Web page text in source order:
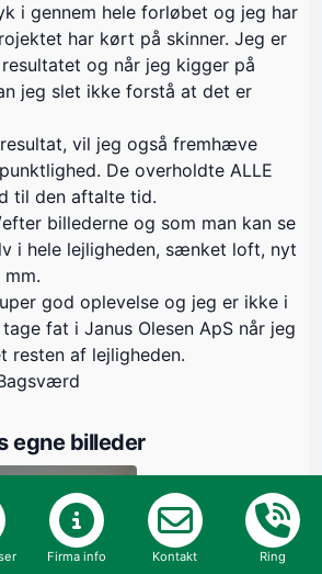
i gennem hele forløbet og jeg har
har kørt på skinner. Jeg er
og når jeg kigger på
jeg slet ikke forstå at det er
vil jeg også fremhæve
De overholdte ALLE
til den aftalte tid.
billederne og som man kan se
i hele lejligheden, sænket loft, nyt
god oplevelse og jeg er ikke i
fat i Janus Olesen ApS når jeg
resten af lejligheden.
egne billeder
Firma info Kontakt Ring